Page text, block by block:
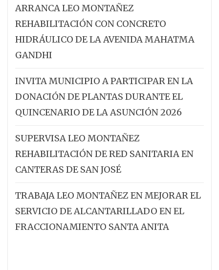
ARRANCA LEO MONTAÑEZ
REHABILITACIÓN CON CONCRETO
HIDRÁULICO DE LA AVENIDA MAHATMA
GANDHI
INVITA MUNICIPIO A PARTICIPAR EN LA
DONACIÓN DE PLANTAS DURANTE EL
QUINCENARIO DE LA ASUNCIÓN 2026
SUPERVISA LEO MONTAÑEZ
REHABILITACIÓN DE RED SANITARIA EN
CANTERAS DE SAN JOSÉ
TRABAJA LEO MONTAÑEZ EN MEJORAR EL
SERVICIO DE ALCANTARILLADO EN EL
FRACCIONAMIENTO SANTA ANITA